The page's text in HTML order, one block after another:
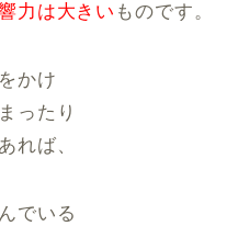
力は大きい ものです。
かけ
ったり
れば、
でいる